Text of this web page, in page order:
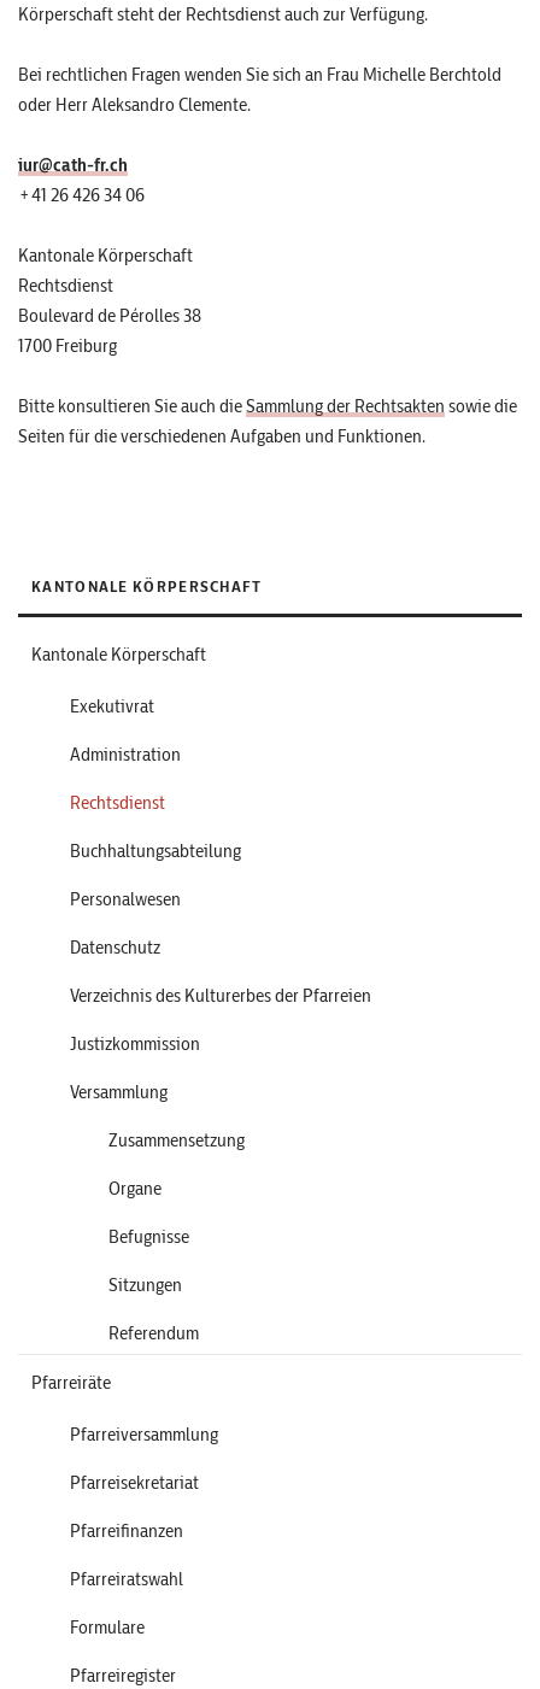
Körperschaft steht der Rechtsdienst auch zur Verfügung.
Bei rechtlichen Fragen wenden Sie sich an Frau Michelle Berchtold
oder Herr Aleksandro Clemente.
iur@cath-fr.ch
+41 26 426 34 06
Kantonale Körperschaft
Rechtsdienst
Boulevard de Pérolles 38
1700 Freiburg
Bitte konsultieren Sie auch dieSammlung der Rechtsakten sowie die
Seiten für die verschiedenen Aufgaben und Funktionen.
KANTONALE KÖRPERSCHAFT
Kantonale Körperschaft
Exekutivrat
Administration
Rechtsdienst
Buchhaltungsabteilung
Personalwesen
Datenschutz
Verzeichnis des Kulturerbes der Pfarreien
Justizkommission
Versammlung
Zusammensetzung
Organe
Befugnisse
Sitzungen
Referendum
Pfarreiräte
Pfarreiversammlung
Pfarreisekretariat
Pfarreifinanzen
Pfarreiratswahl
Formulare
Pfarreiregister